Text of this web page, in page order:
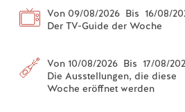
Von 09/08/2026 Bis 16/08/
Der TV-Guide der Woche
Von 10/08/2026 Bis 17/08/
Die Ausstellungen, die diese
Woche eröffnet werden